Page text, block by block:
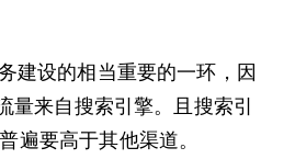
.
0
0
建设的相当重要的一环，因
来自搜索引擎。且搜索引
遍要高于其他渠道。